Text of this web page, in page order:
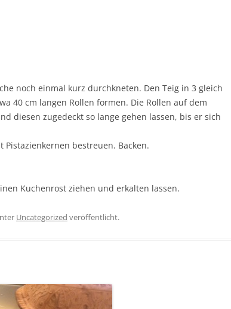
noch einmal kurz durchkneten. Den Teig in 3 gleich
40 cm langen Rollen formen. Die Rollen auf dem
diesen zugedeckt so lange gehen lassen, bis er sich
bestreuen. Backen.
Kuchenrost ziehen und erkalten lassen.
Uncategorized veröffentlicht.